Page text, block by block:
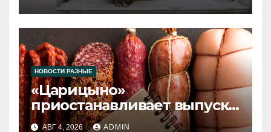
НОВОСТИ РАЗНЫЕ
«Царицыно»
приостанавливает выпуск
продукции
АВГ 4, 2026 ADMIN